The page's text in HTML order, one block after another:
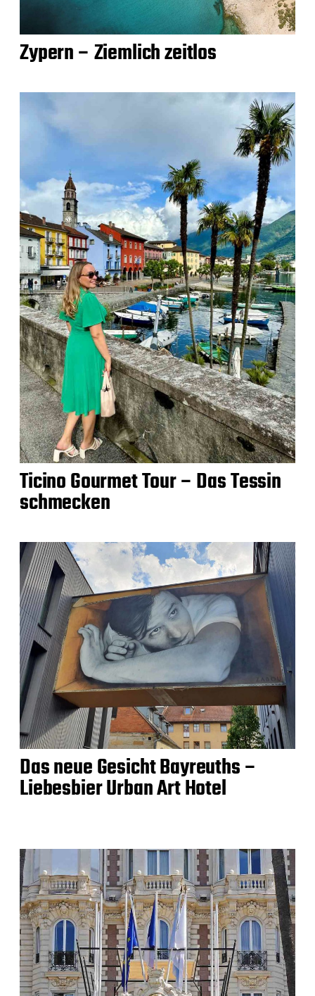
Zypern – Ziemlich zeitlos
Ticino Gourmet Tour – Das Tessin
schmecken
Das neue Gesicht Bayreuths –
Liebesbier Urban Art Hotel